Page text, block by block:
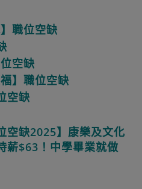
職位空缺
空缺
】職位空缺
空缺
空缺2025】康樂及文化
薪$63！中學畢業就做